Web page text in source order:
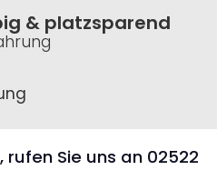
& platzsparend
Sie uns an 02522